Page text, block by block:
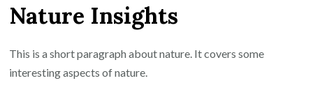
Nature Insights
This is a short paragraph about nature. It covers some
interesting aspects of nature.